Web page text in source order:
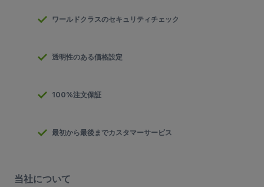
ワールドクラスのセキュリティチェック
透明性のある価格設定
100%注文保証
最初から最後までカスタマーサービス
当社について